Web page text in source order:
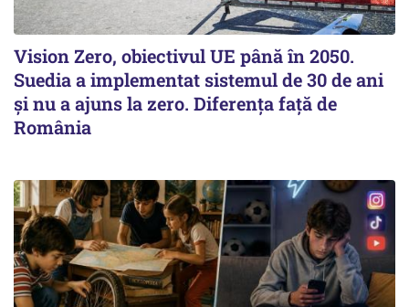
Vision Zero, obiectivul UE până în 2050.
Suedia a implementat sistemul de 30 de ani
şi nu a ajuns la zero. Diferenţa faţă de
România